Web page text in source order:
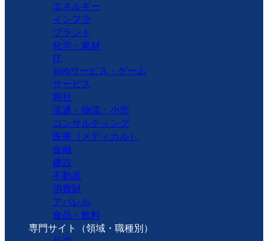
エネルギー
インフラ
プラント
化学・素材
IT
Webサービス・ゲーム
サービス
商社
流通・物流・小売
コンサルティング
医療（メディカル）
金融
建設
不動産
消費財
アパレル
食品・飲料
専門サイト（領域・職種別）